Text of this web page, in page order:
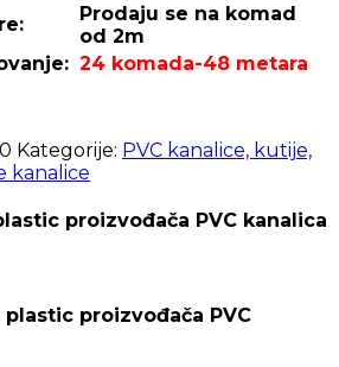
Prodaju se na komad
od 2m
24 komada-48 metara
Kategorije: PVC kanalice, kutije,
kanalice
proizvođača PVC kanalica
plastic proizvođača PVC